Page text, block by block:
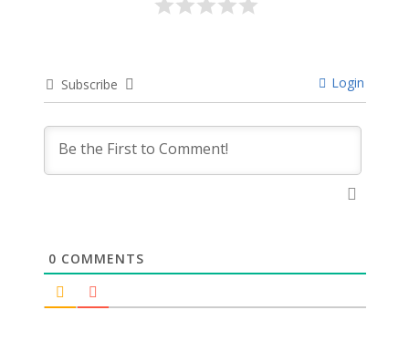
Subscribe Login
0 COMMENTS